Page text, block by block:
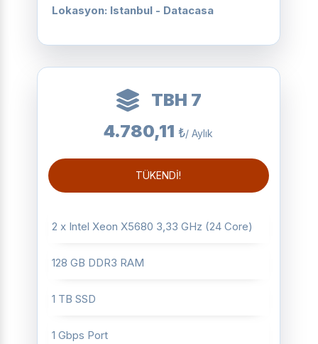
Lokasyon: Istanbul - Datacasa
TBH 7
4.780,11 ₺/ Aylık
TÜKENDİ!
2 x Intel Xeon X5680 3,33 GHz (24 Core)
128 GB DDR3 RAM
1 TB SSD
1 Gbps Port